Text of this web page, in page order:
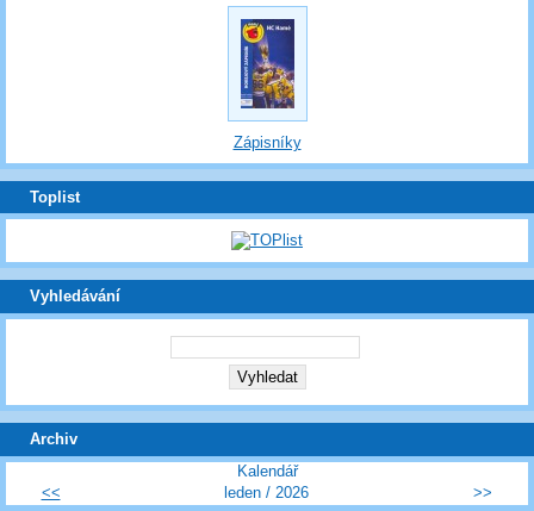
Zápisníky
Toplist
Vyhledávání
Archiv
Kalendář
<<
leden / 2026 >>